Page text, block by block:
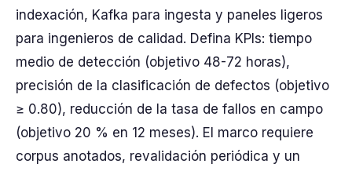
indexación, Kafka para ingesta y paneles ligeros
para ingenieros de calidad. Defina KPIs: tiempo
medio de detección (objetivo 48-72 horas),
precisión de la clasificación de defectos (objetivo
≥ 0.80), reducción de la tasa de fallos en campo
(objetivo 20 % en 12 meses). El marco requiere
corpus anotados, revalidación periódica y un